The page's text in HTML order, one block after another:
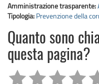
Amministrazione trasparente:
Tipologia: Prevenzione della
Quanto sono
questa pagina?